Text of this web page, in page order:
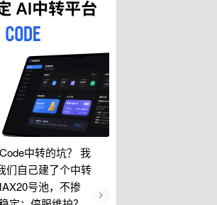
中转的坑？ 我
们自己建了个中转
号池，不掺
›